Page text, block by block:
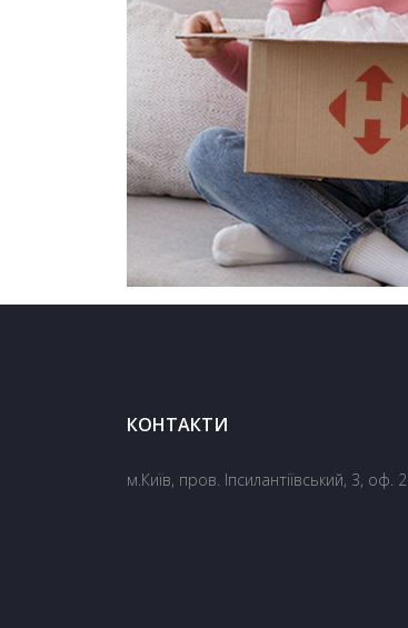
КОНТАКТИ
м.Київ, пров. Іпсилантіївський, 3, оф. 2